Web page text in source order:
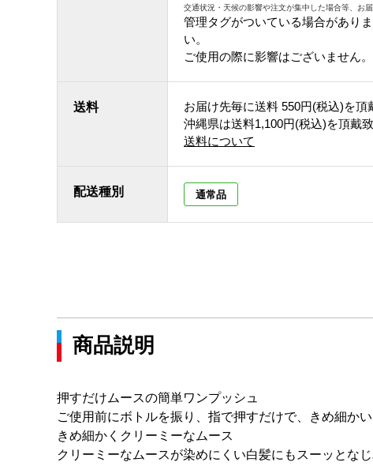
交通状況・天候の影響や注文が集中した場合等、お
管理タグがついている場合があり
い。
ご使用の際に影響はございません。
送料 お届け先毎に送料 550円(税込)を頂
沖縄県は送料1,100円(税込)を頂戴致
送料について
配送種別 通常品
商品説明
押すだけムースの簡単ワンプッシュ
ご使用前にボトルを振り、指で押すだけで、きめ細か
きめ細かくクリーミーなムース
クリーミーなムースが染めにくい白髪にもスーッとな